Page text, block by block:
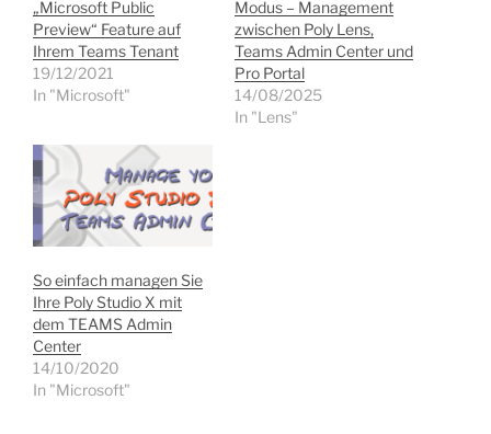
„Microsoft Public
Preview“ Feature auf
Ihrem Teams Tenant
19/12/2021
In "Microsoft"
Modus – Management
zwischen Poly Lens,
Teams Admin Center und
Pro Portal
14/08/2025
In "Lens"
So einfach managen Sie
Ihre Poly Studio X mit
dem TEAMS Admin
Center
14/10/2020
In "Microsoft"